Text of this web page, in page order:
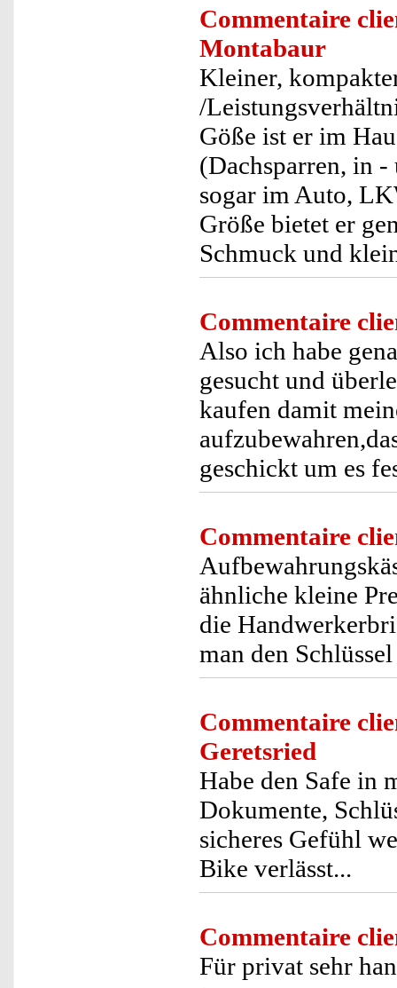
Commentaire
Montabaur
Kleiner,
/
Göße ist er im
(Dachsparren, in
sogar im Auto,
Größe bietet er
Schmuck und
Commentaire
Also ich habe
gesucht und
kaufen damit
geschickt um es
Commentaire
ähnliche kleine
die
man den
Commentaire
Geretsried
Habe den Safe in
Dokumente,
sicheres Gefühl
Bike verlässt...
Commentaire
Für privat sehr